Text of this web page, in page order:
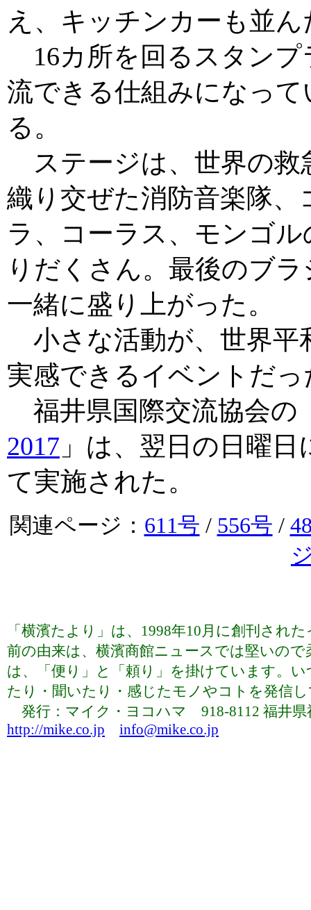
え、キッチンカーも並ん
16カ所を回るスタンプ
流できる仕組みになっ
る。
ステージは、世界の救
織り交ぜた消防音楽隊
ラ、コーラス、モンゴ
りだくさん。最後のブ
一緒に盛り上がった。
小さな活動が、世界平
実感できるイベントだっ
福井県国際交流協会の
2017 」は、翌日の日曜
て実施された。
関連ページ： 611号 / 556号 /
「横濱たより」は、1998年10月に創刊され
前の由来は、横濱商館ニュースでは堅いの
は、「便り」と「頼り」を掛けています。
たり・聞いたり・感じたモノやコトを発信
発行：マイク・ヨコハマ 918-8112 福井
http://mike.co.jp
info@mike.co.jp